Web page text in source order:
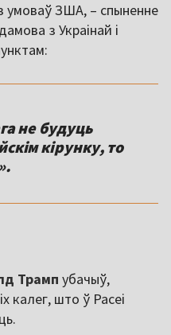
умоваў ЗША, – спыненне
з Украінай і
не будуць
кірунку, то
Трамп убачыў,
калег, што ў Расеі